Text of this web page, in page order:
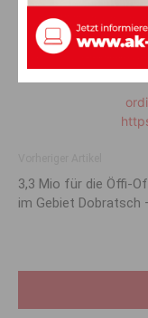
3,3 Mio für die Öffi-
im Gebiet Dobratsch